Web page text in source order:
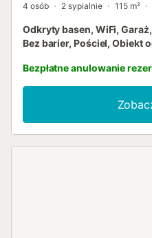
4 osób 2 sypialnie 115 m²
Odkryty basen, WiFi,
Bez barier, Pościel, Obiekt
Bezpłatne anulowanie